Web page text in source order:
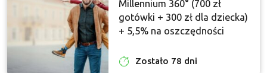
Millennium 360° (700 zł
gotówki + 300 zł dla dziecka)
+ 5,5% na oszczędności
Zostało 78 dni